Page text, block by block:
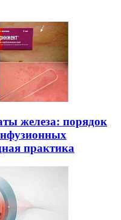
железа: порядок
практика